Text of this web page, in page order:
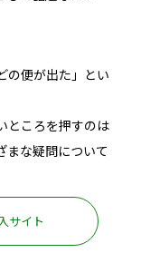
の便が出た」とい
ところを押すのは
まな疑問について
サイト